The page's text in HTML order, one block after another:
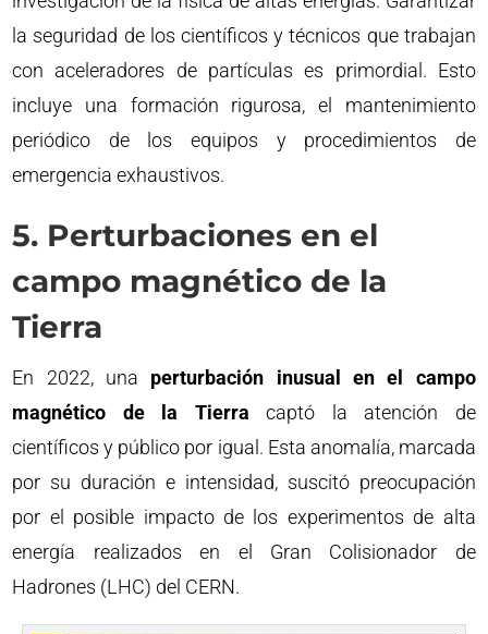
la seguridad de los científicos y técnicos que trabajan
con aceleradores de partículas es primordial. Esto
incluye una formación rigurosa, el mantenimiento
periódico de los equipos y procedimientos de
emergencia exhaustivos.
5. Perturbaciones en el
campo magnético de la
Tierra
En 2022, una perturbación inusual en el campo
magnético de la Tierra captó la atención de
científicos y público por igual. Esta anomalía, marcada
por su duración e intensidad, suscitó preocupación
por el posible impacto de los experimentos de alta
energía realizados en el Gran Colisionador de
Hadrones (LHC) del CERN.